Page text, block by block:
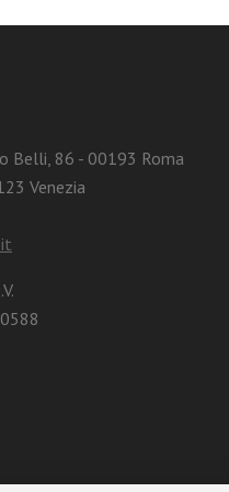
Belli, 86 - 00193 Roma
Venezia